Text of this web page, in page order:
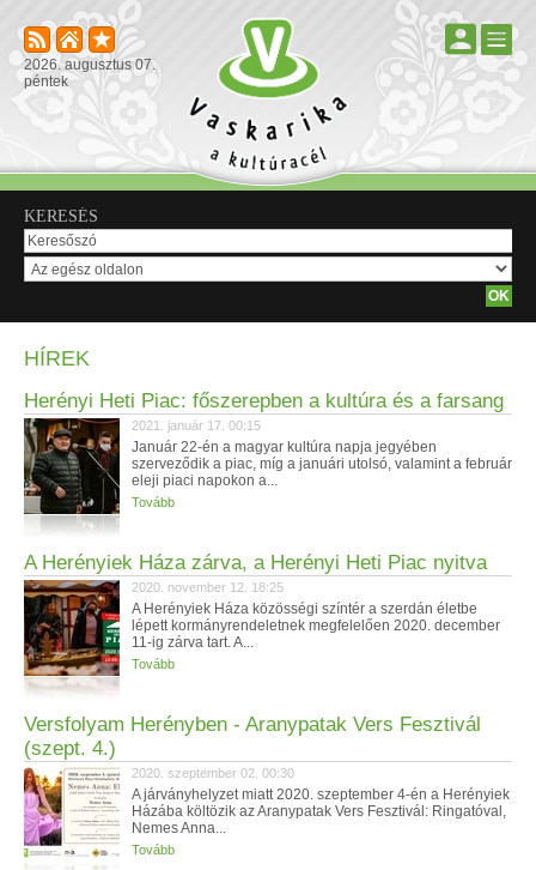
2026. augusztus 07.
péntek
KERESÉS
HÍREK
Herényi Heti Piac: főszerepben a kultúra és a farsang
2021. január 17. 00:15
Január 22-én a magyar kultúra napja jegyében
szerveződik a piac, míg a januári utolsó, valamint a február
eleji piaci napokon a...
Tovább
A Herényiek Háza zárva, a Herényi Heti Piac nyitva
2020. november 12. 18:25
A Herényiek Háza közösségi színtér a szerdán életbe
lépett kormányrendeletnek megfelelően 2020. december
11-ig zárva tart. A...
Tovább
Versfolyam Herényben - Aranypatak Vers Fesztivál
(szept. 4.)
2020. szeptember 02. 00:30
A járványhelyzet miatt 2020. szeptember 4-én a Herényiek
Házába költözik az Aranypatak Vers Fesztivál: Ringatóval,
Nemes Anna...
Tovább